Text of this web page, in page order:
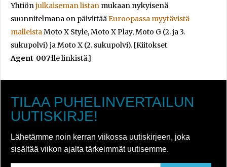
Yhtiönjulkaiseman listan mukaan nykyisenä
suunnitelmana on päivittääEuroopassa myytävistä
malleistaMoto X Style, Moto X Play, Moto G (2. ja 3.
sukupolvi) ja Moto X (2. sukupolvi). [Kiitokset
Agent_007:lle linkistä.]
TILAA PUHELINVERTAILUN
UUTISKIRJE!
Lähetämme noin kerran viikossa uutiskirjeen, joka
sisältää viikon ajalta tärkeimmät uutisemme.